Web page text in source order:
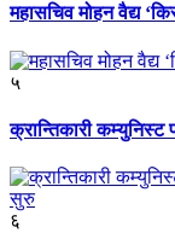
महासचिव मोहन वैद्य
५
क्रान्तिकारी कम्युनिस्ट
६